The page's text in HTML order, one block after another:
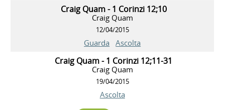
Craig Quam - 1 Corinzi 12;10
Craig Quam
12/04/2015
Guarda Ascolta
Craig Quam - 1 Corinzi 12;11-31
Craig Quam
19/04/2015
Ascolta